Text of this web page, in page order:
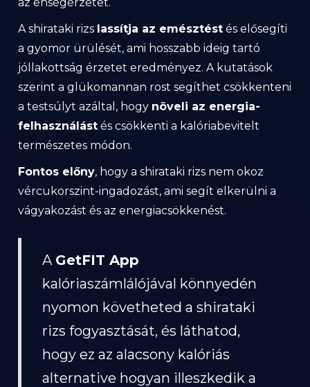
A shirataki rizs lassítja az emésztést és elősegíti
a gyomor ürülését, ami hosszabb ideig tartó
jóllakottság érzetet eredményez. A kutatások
szerint a glükomannan rost segíthet csökkenteni
a testsúlyt azáltal, hogy növeli az energia-
felhasználást és csökkenti a kalóriabevitelt
természetes módon.
Fontos előny, hogy a shirataki rizs nem okoz
vércukorszint-ingadozást, ami segít elkerülni a
vágyakozást és az energiacsökkenést.
A GetFIT App
kalóriaszámlálójával könnyedén
nyomon követheted a shirataki
rizs fogyasztását, és láthatod,
hogy ez az alacsony kalóriás
alternative hogyan illeszkedik a